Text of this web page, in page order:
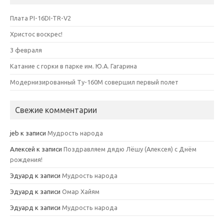
Плата PI-16DI-TR-V2
Христос воскрес!
3 февраля
Катание с горки в парке им. Ю.А. Гагарина
Модернизированный Ту-160М совершил первый полет
Свежие комментарии
jeb к записи Мудрость народа
Алексей к записи Поздравляем дядю Лёшу (Алексея) с Днём
рождения!
Эдуард к записи Мудрость народа
Эдуард к записи Омар Хайям
Эдуард к записи Мудрость народа